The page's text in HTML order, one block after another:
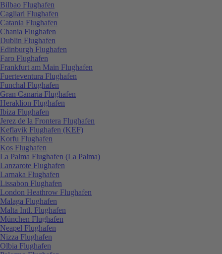
Bilbao Flughafen
Cagliari Flughafen
Catania Flughafen
Chania Flughafen
Dublin Flughafen
Edinburgh Flughafen
Faro Flughafen
Frankfurt am Main Flughafen
Fuerteventura Flughafen
Funchal Flughafen
Gran Canaria Flughafen
Heraklion Flughafen
Ibiza Flughafen
Jerez de la Frontera Flughafen
Keflavik Flughafen (KEF)
Korfu Flughafen
Kos Flughafen
La Palma Flughafen (La Palma)
Lanzarote Flughafen
Larnaka Flughafen
Lissabon Flughafen
London Heathrow Flughafen
Malaga Flughafen
Malta Intl. Flughafen
München Flughafen
Neapel Flughafen
Nizza Flughafen
Olbia Flughafen